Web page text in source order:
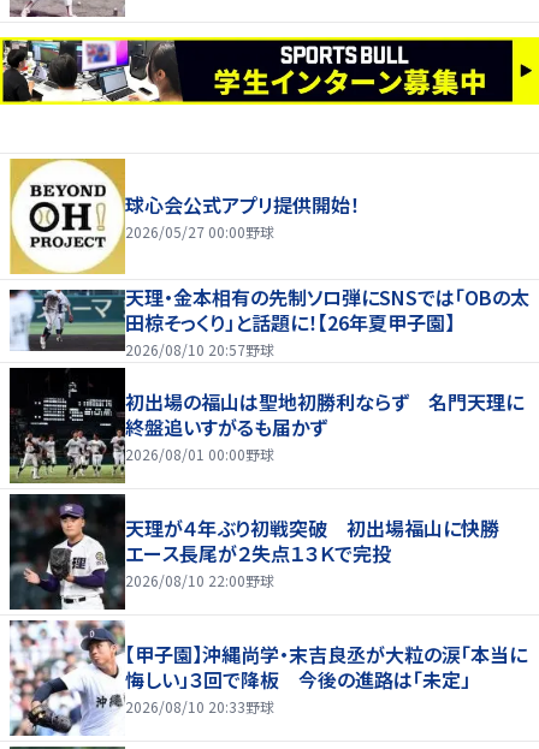
球心会公式アプリ提供開始！
2026/05/27 00:00野球
天理・金本相有の先制ソロ弾にSNSでは「OBの太
田椋そっくり」と話題に！【26年夏甲子園】
2026/08/10 20:57野球
初出場の福山は聖地初勝利ならず 名門天理に
終盤追いすがるも届かず
2026/08/01 00:00野球
天理が４年ぶり初戦突破 初出場福山に快勝
エース長尾が２失点１３Ｋで完投
2026/08/10 22:00野球
【甲子園】沖縄尚学・末吉良丞が大粒の涙「本当に
悔しい」３回で降板 今後の進路は「未定」
2026/08/10 20:33野球